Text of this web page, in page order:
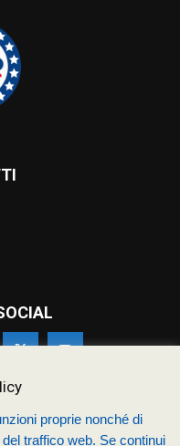
dastudio4s.com
proprie nonché di
traffico web. Se continui